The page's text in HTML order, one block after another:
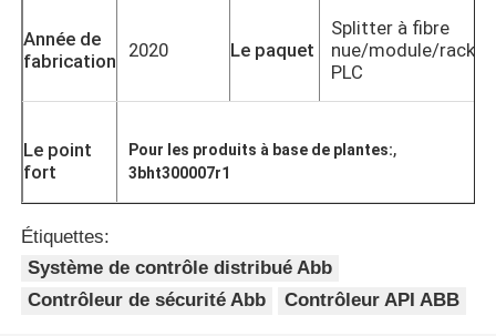
Année de
fabrication
2020 Le paquet
Splitter à fibre
nue/module/rack
PLC
Le point
fort
Pour les produits à base de plantes:,
3bht300007r1
Étiquettes:
Système de contrôle distribué Abb
Contrôleur de sécurité Abb
Contrôleur API ABB